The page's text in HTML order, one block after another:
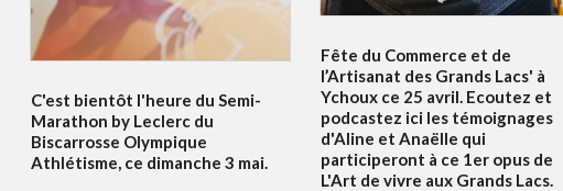
C'est bientôt l'heure du Semi-
Marathon by Leclerc du
Biscarrosse Olympique
Athlétisme, ce dimanche 3 mai.
Fête du Commerce et de
l’Artisanat des Grands Lacs' à
Ychoux ce 25 avril. Ecoutez et
podcastez ici les témoignages
d'Aline et Anaëlle qui
participeront à ce 1er opus de
L'Art de vivre aux Grands Lacs.